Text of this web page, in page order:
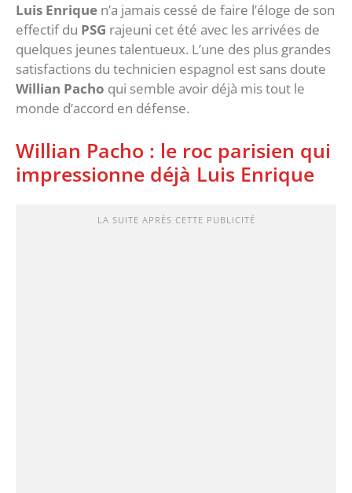
Luis Enrique n’a jamais cessé de faire l’éloge de son
effectif du PSG rajeuni cet été avec les arrivées de
quelques jeunes talentueux. L’une des plus grandes
satisfactions du technicien espagnol est sans doute
Willian Pacho qui semble avoir déjà mis tout le
monde d’accord en défense.
Willian Pacho : le roc parisien qui
impressionne déjà Luis Enrique
LA SUITE APRÈS CETTE PUBLICITÉ